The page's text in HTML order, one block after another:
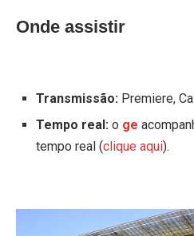
Onde assistir
Transmissão: Premiere,
Tempo real: o ge
tempo real (clique aqui).